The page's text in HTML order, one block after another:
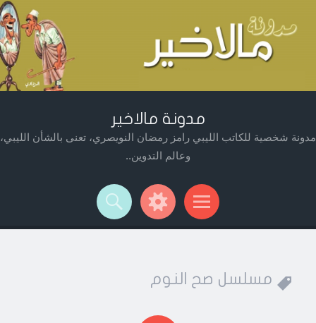
مدونة مالاخير
مدونة شخصية للكاتب الليبي رامز رمضان النويصري، تعنى بالشأن الليبي،
وعالم التدوين..
Menu
Widgets
Search
مسلسل صح النوم